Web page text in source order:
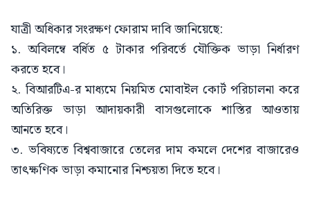
যাত্রী অধিকার সংরক্ষণ ফোরাম দাবি জানিয়েছে:
১. অবিলম্বে বর্ধিত ৫ টাকার পরিবর্তে যৌক্তিক ভাড়া নির্ধারণ
করতে হবে।
২. বিআরটিএ-র মাধ্যমে নিয়মিত মোবাইল কোর্ট পরিচালনা করে
অতিরিক্ত ভাড়া আদায়কারী বাসগুলোকে শাস্তির আওতায়
আনতে হবে।
৩. ভবিষ্যতে বিশ্ববাজারে তেলের দাম কমলে দেশের বাজারেও
তাৎক্ষণিক ভাড়া কমানোর নিশ্চয়তা দিতে হবে।